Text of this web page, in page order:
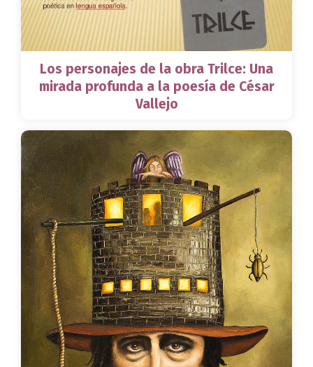
Los personajes de la obra Trilce: Una
mirada profunda a la poesía de César
Vallejo